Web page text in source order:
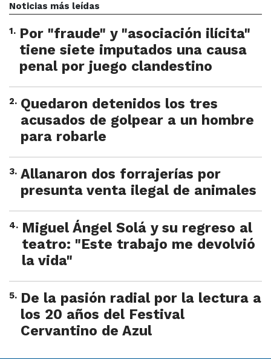
Noticias más leídas
1. Por "fraude" y "asociación ilícita"
tiene siete imputados una causa
penal por juego clandestino
2. Quedaron detenidos los tres
acusados de golpear a un hombre
para robarle
3. Allanaron dos forrajerías por
presunta venta ilegal de animales
4. Miguel Ángel Solá y su regreso al
teatro: "Este trabajo me devolvió
la vida"
5. De la pasión radial por la lectura a
los 20 años del Festival
Cervantino de Azul